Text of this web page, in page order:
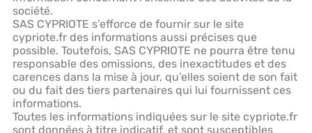
société.
SAS CYPRIOTE s’efforce de fournir sur le site
cypriote.fr des informations aussi précises que
possible. Toutefois, SAS CYPRIOTE ne pourra être tenu
responsable des omissions, des inexactitudes et des
carences dans la mise à jour, qu’elles soient de son fait
ou du fait des tiers partenaires qui lui fournissent ces
informations.
Toutes les informations indiquées sur le site cypriote.fr
sont données à titre indicatif, et sont susceptibles